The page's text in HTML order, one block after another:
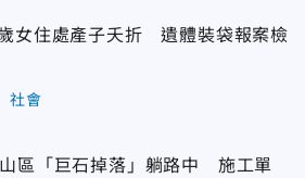
女住處產子夭折 遺體裝袋報案檢
社會
區「巨石掉落」躺路中 施工單